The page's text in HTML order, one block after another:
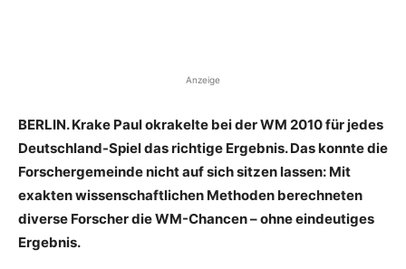
Anzeige
BERLIN. Krake Paul okrakelte bei der WM 2010 für jedes
Deutschland-Spiel das richtige Ergebnis. Das konnte die
Forschergemeinde nicht auf sich sitzen lassen: Mit
exakten wissenschaftlichen Methoden berechneten
diverse Forscher die WM-Chancen – ohne eindeutiges
Ergebnis.